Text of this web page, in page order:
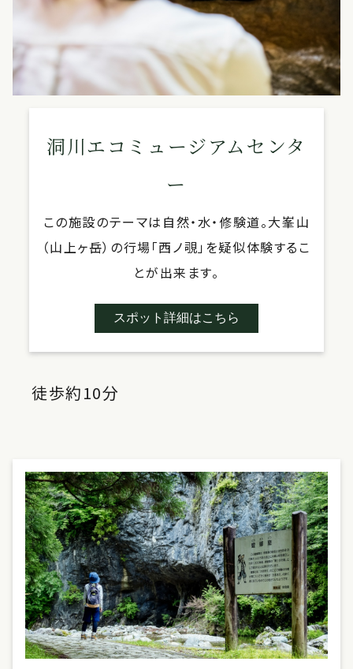
洞川エコミュージアムセンタ
ー
この施設のテーマは自然・水・修験道。大峯山
（山上ヶ岳）の行場「西ノ覗」を疑似体験するこ
とが出来ます。
スポット詳細はこちら
徒歩約10分